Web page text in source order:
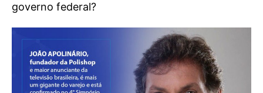
governo federal?